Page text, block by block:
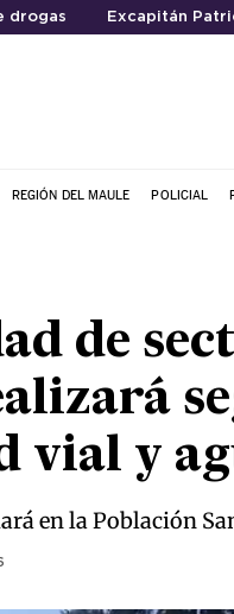
drogas Excapitán
REGIÓN DEL MAULE POLICIAL
de
vial y
en la Población